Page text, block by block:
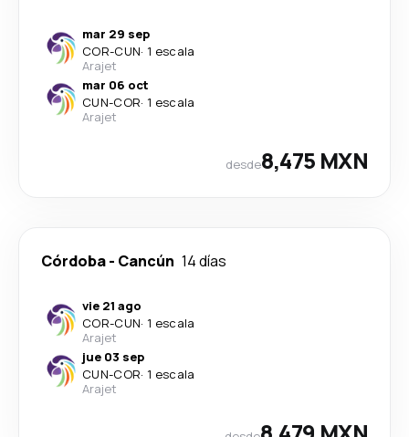
mar 29 sep
COR-CUN· 1 escala
Arajet
mar 06 oct
CUN-COR· 1 escala
Arajet
desde8,475 MXN
Córdoba- Cancún 14 días
vie 21 ago
COR-CUN· 1 escala
Arajet
jue 03 sep
CUN-COR· 1 escala
Arajet